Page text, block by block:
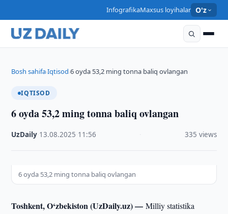
InfografikaMaxsus loyihalar O'z
Bosh sahifa›Iqtisod›6 oyda 53,2 ming tonna baliq ovlangan
IQTISOD
6 oyda 53,2 ming tonna baliq ovlangan
UzDaily 13.08.2025 11:56 335 views
6 oyda 53,2 ming tonna baliq ovlangan
Toshkent, O‘zbekiston (UzDaily.uz) —Milliy statistika